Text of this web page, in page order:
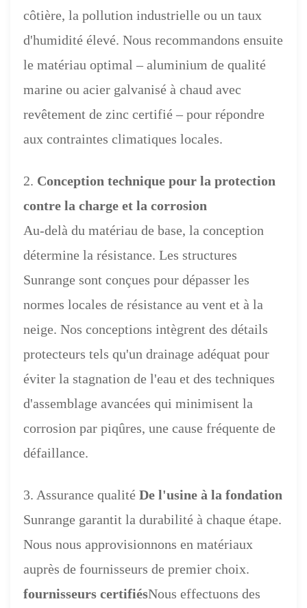
côtière, la pollution industrielle ou un taux
d'humidité élevé. Nous recommandons ensuite
le matériau optimal – aluminium de qualité
marine ou acier galvanisé à chaud avec
revêtement de zinc certifié – pour répondre
aux contraintes climatiques locales.
2. Conception technique pour la protection
contre la charge et la corrosion
Au-delà du matériau de base, la conception
détermine la résistance. Les structures
Sunrange sont conçues pour dépasser les
normes locales de résistance au vent et à la
neige. Nos conceptions intègrent des détails
protecteurs tels qu'un drainage adéquat pour
éviter la stagnation de l'eau et des techniques
d'assemblage avancées qui minimisent la
corrosion par piqûres, une cause fréquente de
défaillance.
3. Assurance qualitéDe l'usine à la fondation
Sunrange garantit la durabilité à chaque étape.
Nous nous approvisionnons en matériaux
auprès de fournisseurs de premier choix.
fournisseurs certifiésNous effectuons des